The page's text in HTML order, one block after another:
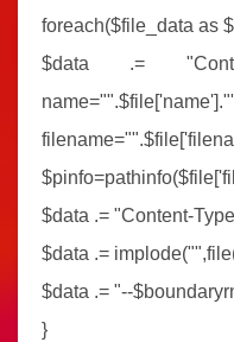
foreach($file_data as
$data .=
$data .= "Content-
$data .=
$data .= "--
}